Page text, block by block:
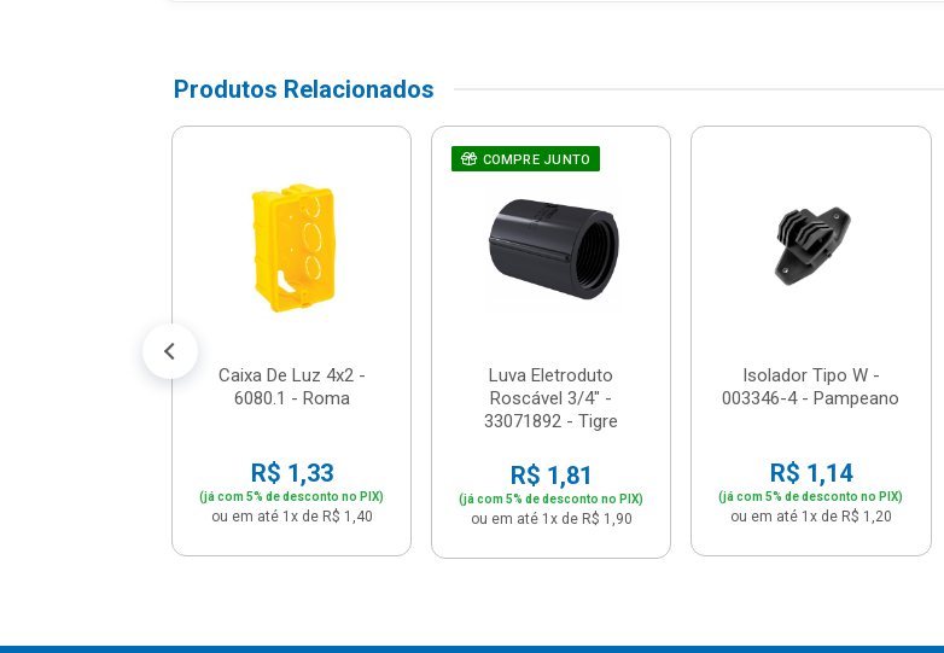
Produtos Relacionados
Caixa De Luz 4x2 -
6080.1 - Roma
R$ 1,33
(já com 5% de desconto no PIX)
ou em até 1x de R$ 1,40
COMPRE JUNTO
Luva Eletroduto
Roscável 3/4" -
33071892 - Tigre
R$ 1,81
(já com 5% de desconto no PIX)
ou em até 1x de R$ 1,90
Isolador Tipo W -
003346-4 - Pampeano
R$ 1,14
(já com 5% de desconto no PIX)
ou em até 1x de R$ 1,20